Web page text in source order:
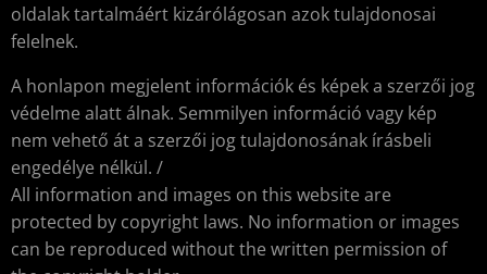
oldalak tartalmáért kizárólágosan azok tulajdonosai
felelnek.
A honlapon megjelent információk és képek a szerzői jog
védelme alatt álnak. Semmilyen információ vagy kép
nem vehető át a szerzői jog tulajdonosának írásbeli
engedélye nélkül. /
All information and images on this website are
protected by copyright laws. No information or images
can be reproduced without the written permission of